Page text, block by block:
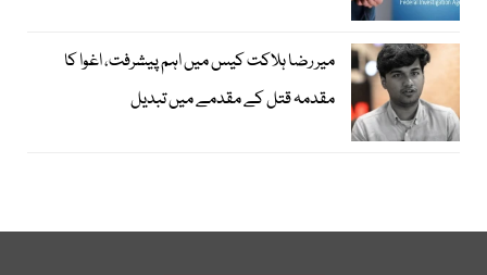
میر رضا ہلاکت کیس میں اہم پیشرفت، اغوا کا
مقدمہ قتل کے مقدمے میں تبدیل